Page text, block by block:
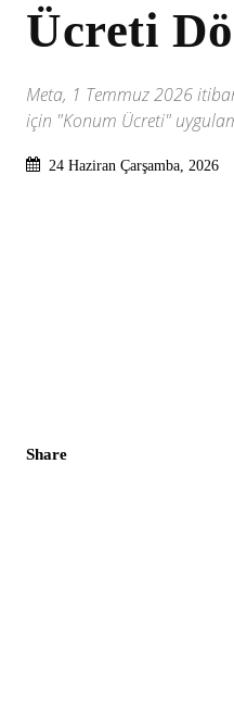
Ücreti
Meta, 1 Temmuz 2026
için "Konum Ücreti"
24 Haziran Çarşamba, 2026
Share